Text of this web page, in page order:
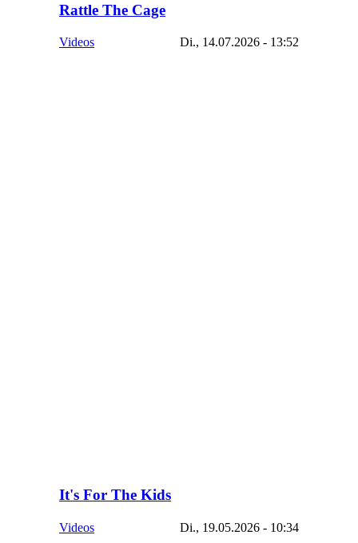
Rattle The Cage
Videos Di., 14.07.2026 - 13:52
It's For The Kids
Videos Di., 19.05.2026 - 10:34